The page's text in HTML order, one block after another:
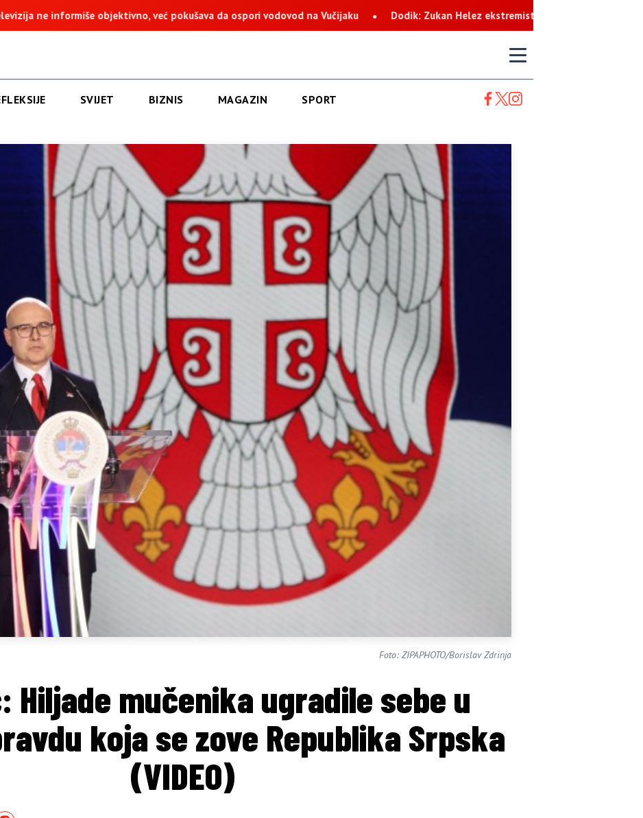
već pokušava da ospori vodovod na Vučijaku Dodik: Zukan Helez ekstremista koji svaku priliku koristi za netrpeljivost prema
SVIJET BIZNIS MAGAZIN SPORT
Foto: ZIPAPHOTO/Borislav Zdrinja
Hiljade mučenika ugradile sebe u
koja se zove Republika Srpska
(VIDEO)